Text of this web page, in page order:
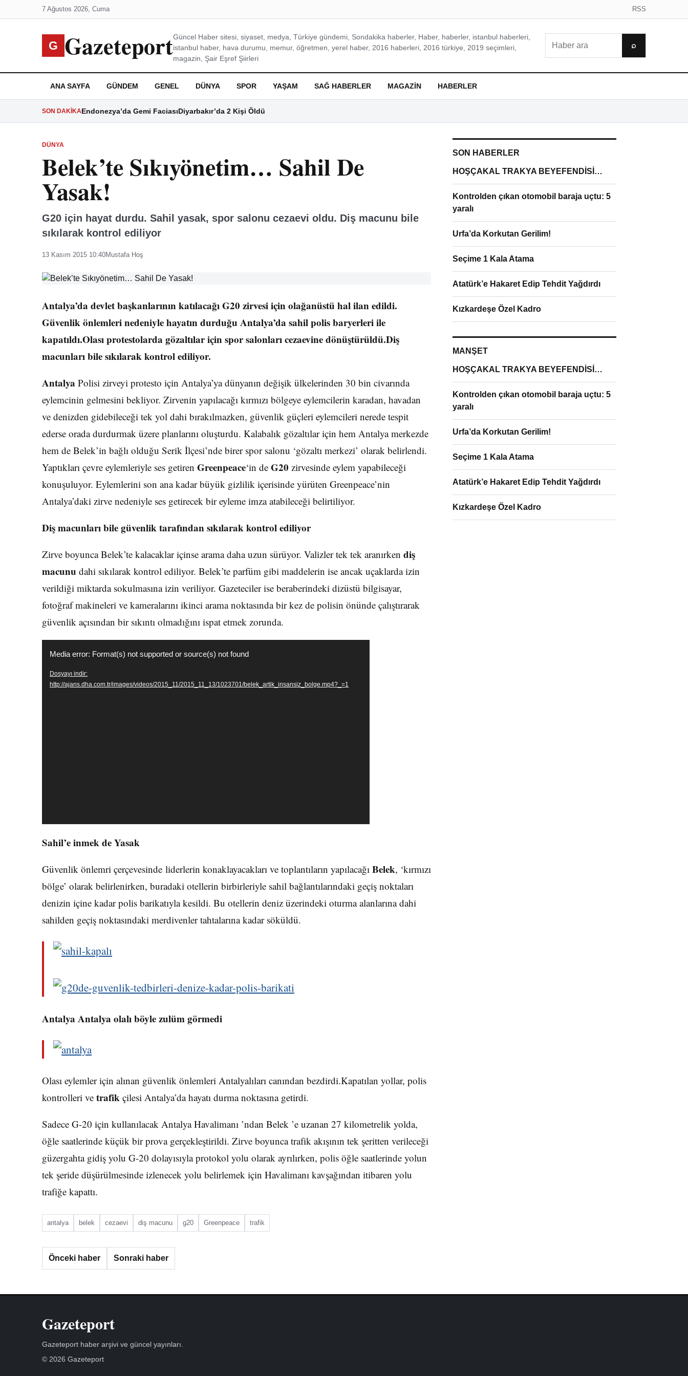
7 Ağustos 2026, Cuma RSS
G GazeteportGüncel Haber sitesi, siyaset, medya, Türkiye gündemi, Sondakika haberler, Haber, haberler, istanbul haberleri,
istanbul haber, hava durumu, memur, öğretmen, yerel haber, 2016 haberleri, 2016 türkiye, 2019 seçimleri,
magazin, Şair Eşref Şiirleri
⌕
ANA SAYFA GÜNDEM GENEL DÜNYA SPOR YAŞAM SAĞ HABERLER MAGAZIN HABERLER
SON DAKIKAEndonezya’da Gemi FaciasıDiyarbakır’da 2 Kişi Öldü
DÜNYA
Belek’te Sıkıyönetim… Sahil De
Yasak!
G20 için hayat durdu. Sahil yasak, spor salonu cezaevi oldu. Diş macunu bile
sıkılarak kontrol ediliyor
13 Kasım 2015 10:40Mustafa Hoş
Antalya’da devlet başkanlarının katılacağı G20 zirvesi için olağanüstü hal ilan edildi.
Güvenlik önlemleri nedeniyle hayatın durduğu Antalya’da sahil polis baryerleri ile
kapatıldı.Olası protestolarda gözaltılar için spor salonları cezaevine dönüştürüldü.Diş
macunları bile sıkılarak kontrol ediliyor.
Antalya Polisi zirveyi protesto için Antalya’ya dünyanın değişik ülkelerinden 30 bin civarında
eylemcinin gelmesini bekliyor. Zirvenin yapılacağı kırmızı bölgeye eylemcilerin karadan, havadan
ve denizden gidebileceği tek yol dahi bırakılmazken, güvenlik güçleri eylemcileri nerede tespit
ederse orada durdurmak üzere planlarını oluşturdu. Kalabalık gözaltılar için hem Antalya merkezde
hem de Belek’in bağlı olduğu Serik İlçesi’nde birer spor salonu ‘gözaltı merkezi’ olarak belirlendi.
Yaptıkları çevre eylemleriyle ses getiren Greenpeace‘in de G20 zirvesinde eylem yapabileceği
konuşuluyor. Eylemlerini son ana kadar büyük gizlilik içerisinde yürüten Greenpeace’nin
Antalya’daki zirve nedeniyle ses getirecek bir eyleme imza atabileceği belirtiliyor.
Diş macunları bile güvenlik tarafından sıkılarak kontrol ediliyor
Zirve boyunca Belek’te kalacaklar içinse arama daha uzun sürüyor. Valizler tek tek aranırken diş
macunu dahi sıkılarak kontrol ediliyor. Belek’te parfüm gibi maddelerin ise ancak uçaklarda izin
verildiği miktarda sokulmasına izin veriliyor. Gazeteciler ise beraberindeki dizüstü bilgisayar,
fotoğraf makineleri ve kameralarını ikinci arama noktasında bir kez de polisin önünde çalıştırarak
güvenlik açısından bir sıkıntı olmadığını ispat etmek zorunda.
Video
Media error: Format(s) not supported or source(s) not found
Dosyayı indir:
http://ajans.dha.com.tr/images/videos/2015_11/2015_11_13/1023701/belek_artik_insansiz_bolge.mp4?_=1
Sahil’e inmek de Yasak
Güvenlik önlemri çerçevesinde liderlerin konaklayacakları ve toplantıların yapılacağı Belek, ‘kırmızı
bölge’ olarak belirlenirken, buradaki otellerin birbirleriyle sahil bağlantılarındaki geçiş noktaları
denizin içine kadar polis barikatıyla kesildi. Bu otellerin deniz üzerindeki oturma alanlarına dahi
sahilden geçiş noktasındaki merdivenler tahtalarına kadar söküldü.
Antalya Antalya olalı böyle zulüm görmedi
Olası eylemler için alınan güvenlik önlemleri Antalyalıları canından bezdirdi.Kapatılan yollar, polis
kontrolleri ve trafik çilesi Antalya’da hayatı durma noktasına getirdi.
Sadece G-20 için kullanılacak Antalya Havalimanı ’ndan Belek ’e uzanan 27 kilometrelik yolda,
öğle saatlerinde küçük bir prova gerçekleştirildi. Zirve boyunca trafik akışının tek şeritten verileceği
güzergahta gidiş yolu G-20 dolayısıyla protokol yolu olarak ayrılırken, polis öğle saatlerinde yolun
tek şeride düşürülmesinde izlenecek yolu belirlemek için Havalimanı kavşağından itibaren yolu
trafiğe kapattı.
antalya belek cezaevi diş macunu g20 Greenpeace trafik
Önceki haber Sonraki haber
SON HABERLER
HOŞÇAKAL TRAKYA BEYEFENDİSİ…
Kontrolden çıkan otomobil baraja uçtu: 5
yaralı
Urfa’da Korkutan Gerilim!
Seçime 1 Kala Atama
Atatürk’e Hakaret Edip Tehdit Yağdırdı
Kızkardeşe Özel Kadro
MANŞET
HOŞÇAKAL TRAKYA BEYEFENDİSİ…
Kontrolden çıkan otomobil baraja uçtu: 5
yaralı
Urfa’da Korkutan Gerilim!
Seçime 1 Kala Atama
Atatürk’e Hakaret Edip Tehdit Yağdırdı
Kızkardeşe Özel Kadro
Gazeteport
Gazeteport haber arşivi ve güncel yayınları.
© 2026 Gazeteport